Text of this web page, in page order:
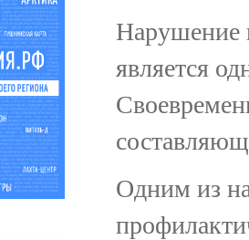
Нарушение
является
Одним из